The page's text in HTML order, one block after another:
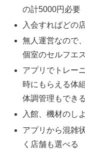
の計5000円必要
入会すればどの
無人運営なので
個室のセルフエ
アプリでトレー
時にもらえる体
体調管理もできる
入館、機材のし
アプリから混雑
く店舗も選べる